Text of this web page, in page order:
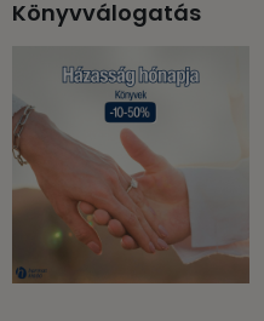
Könyvválogatás